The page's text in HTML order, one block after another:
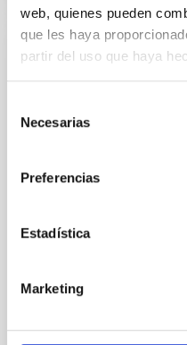
web, quienes pueden
que les haya
partir del uso que haya
Necesarias
Preferencias
Estadística
Marketing
FOTONOTICIA
visitantes del
Garafía se reunieron
marcha de esta
de divulgación
más alto de la isla de La
visitantes del Roque de